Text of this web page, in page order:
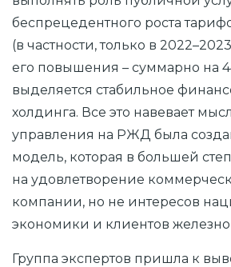
беспрецедентного роста
(в частности, только в
его повышения – суммарно на
выделяется стабильное
холдинга. Все это навевает
управления на РЖД была
модель, которая в большей
на удовлетворение
компании, но не интересов
экономики и клиентов
Группа экспертов пришла к